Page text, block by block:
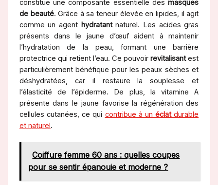
constitue une composante essentielle desmasques
de beauté. Grâce à sa teneur élevée en lipides, il agit
comme un agent hydratantnaturel. Les acides gras
présents dans le jaune d’œuf aident à maintenir
l’hydratation de la peau, formant une barrière
protectrice qui retient l’eau. Ce pouvoirrevitalisantest
particulièrement bénéfique pour les peaux sèches et
déshydratées, car il restaure la souplesse et
l’élasticité de l’épiderme. De plus, la vitamine A
présente dans le jaune favorise la régénération des
cellules cutanées, ce qui contribue à un éclatdurable
et naturel.
Coiffure femme 60 ans : quelles coupes
pour se sentir épanouie et moderne ?